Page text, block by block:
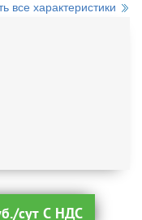
все характеристики
сут С НДС